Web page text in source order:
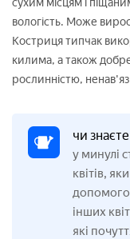
вологість. Може
Костриця типчак
килима, а також добре
рослинністю,
чи
у минулі
квітів,
інших
які